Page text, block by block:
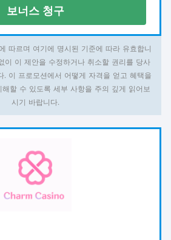
보너스 청구
따르며 여기에 명시된 기준에 따라 유효합니
이 이 제안을 수정하거나 취소할 권리를 당사
. 이 프로모션에서 어떻게 자격을 얻고 혜택을
할 수 있도록 세부 사항을 주의 깊게 읽어보
시기 바랍니다.